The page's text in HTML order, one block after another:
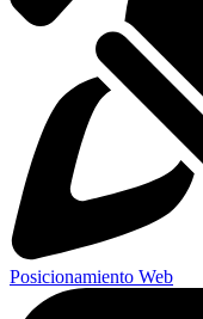
Posicionamiento Web